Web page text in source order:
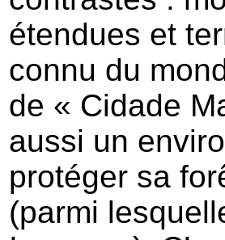
étendues et
connu du
de « Cidade
aussi un
protéger sa
(parmi